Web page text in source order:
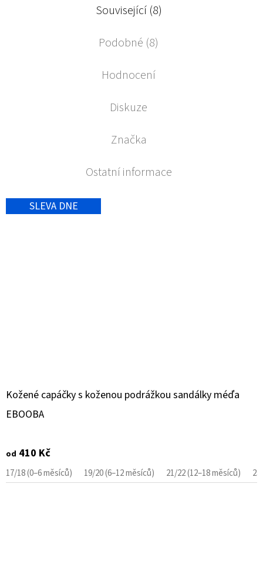
Související (8)
Podobné (8)
Hodnocení
Diskuze
Značka
Ostatní informace
SLEVA DNE
Kožené capáčky s koženou podrážkou sandálky méďa
EBOOBA
od 410 Kč
17/18 (0–6 měsíců) 19/20 (6–12 měsíců) 21/22 (12–18 měsíců)